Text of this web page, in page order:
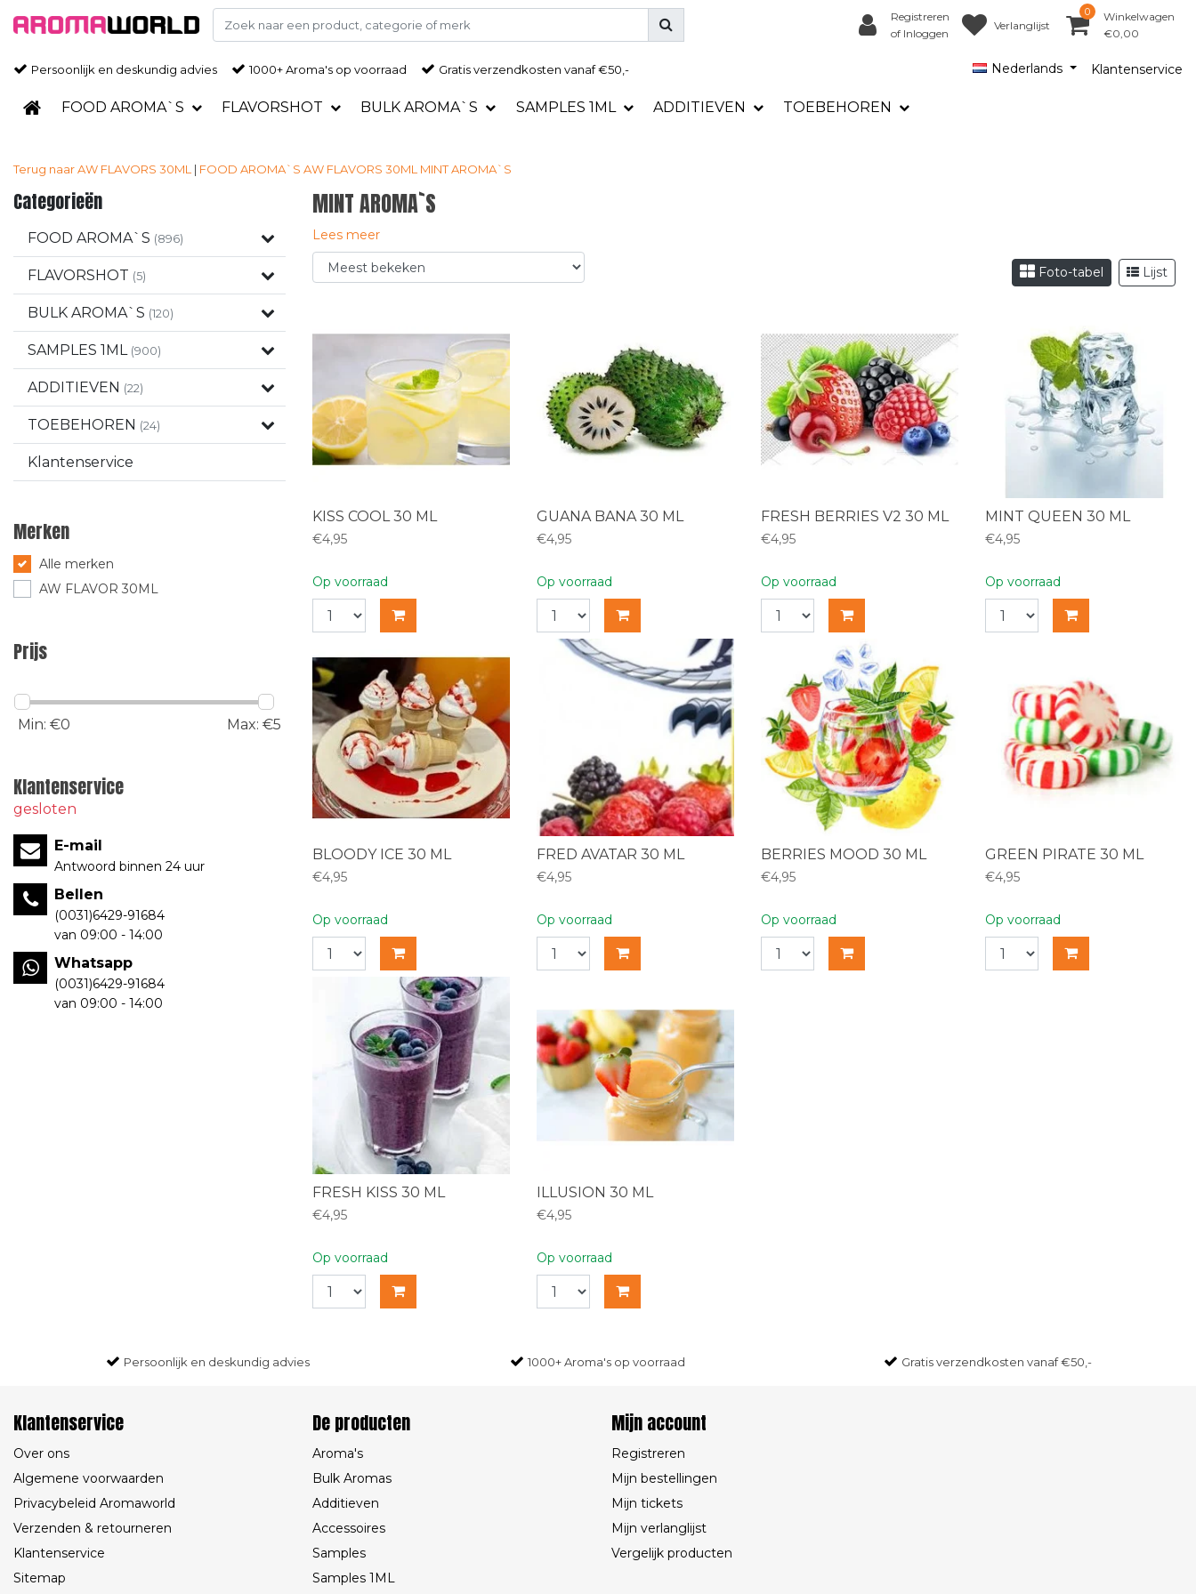
Registreren
of Inloggen
Verlanglijst
0
Winkelwagen
€0,00
Persoonlijk en deskundig advies 1000+ Aroma's op voorraad Gratisverzendkosten vanaf €50,- Nederlands Klantenservice
FOOD AROMA`S FLAVORSHOT BULK AROMA`S SAMPLES 1ML ADDITIEVEN TOEBEHOREN
Terug naar AW FLAVORS 30ML | FOOD AROMA`S AW FLAVORS 30ML MINT AROMA`S
Categorieën
FOOD AROMA`S (896)
FLAVORSHOT (5)
BULK AROMA`S (120)
SAMPLES 1ML (900)
ADDITIEVEN (22)
TOEBEHOREN (24)
Klantenservice
Merken
Alle merken
AW FLAVOR 30ML
Prijs
Min: €0 Max: €5
Klantenservice
gesloten
E-mail
Antwoord binnen 24 uur
Bellen
(0031)6429-91684
van 09:00 - 14:00
Whatsapp
(0031)6429-91684
van 09:00 - 14:00
MINT AROMA`S
Lees meer
Foto-tabel Lijst
KISS COOL 30 ML
€4,95
Op voorraad
GUANA BANA 30 ML
€4,95
Op voorraad
FRESH BERRIES V2 30 ML
€4,95
Op voorraad
MINT QUEEN 30 ML
€4,95
Op voorraad
BLOODY ICE 30 ML
€4,95
Op voorraad
FRED AVATAR 30 ML
€4,95
Op voorraad
BERRIES MOOD 30 ML
€4,95
Op voorraad
GREEN PIRATE 30 ML
€4,95
Op voorraad
FRESH KISS 30 ML
€4,95
Op voorraad
ILLUSION 30 ML
€4,95
Op voorraad
Persoonlijk en deskundig advies 1000+ Aroma's op voorraad Gratisverzendkosten vanaf €50,-
Klantenservice
Over ons
Algemene voorwaarden
Privacybeleid Aromaworld
Verzenden & retourneren
Klantenservice
Sitemap
De producten
Aroma's
Bulk Aromas
Additieven
Accessoires
Samples
Samples 1ML
Mijn account
Registreren
Mijn bestellingen
Mijn tickets
Mijn verlanglijst
Vergelijk producten